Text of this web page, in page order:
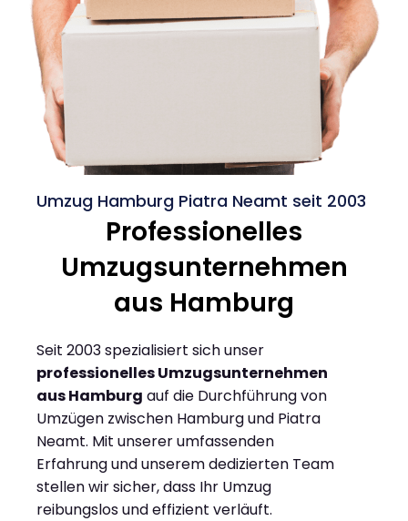
Umzug Hamburg Piatra Neamt seit 2003
Professionelles
Umzugsunternehmen
aus Hamburg
Seit 2003 spezialisiert sich unser
professionelles Umzugsunternehmen
aus Hamburg auf die Durchführung von
Umzügen zwischen Hamburg und Piatra
Neamt. Mit unserer umfassenden
Erfahrung und unserem dedizierten Team
stellen wir sicher, dass Ihr Umzug
reibungslos und effizient verläuft.